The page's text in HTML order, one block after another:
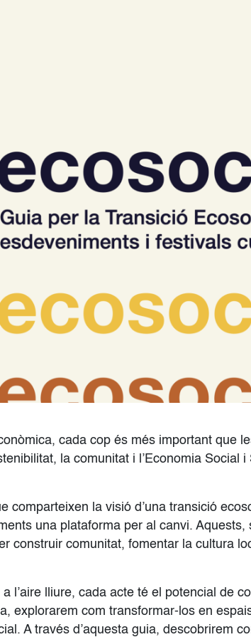
cada cop és més important que
la comunitat i l’Economia Social i
comparteixen la visió d’una transició
una plataforma per al canvi. Aquests,
construir comunitat, fomentar la cultura
l’aire lliure, cada acte té el potencial de
explorarem com transformar-los en
A través d’aquesta guia, descobrirem